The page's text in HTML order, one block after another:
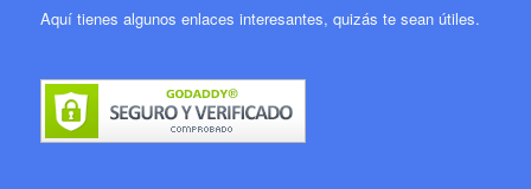
Aquí tienes algunos enlaces interesantes, quizás te sean útiles.